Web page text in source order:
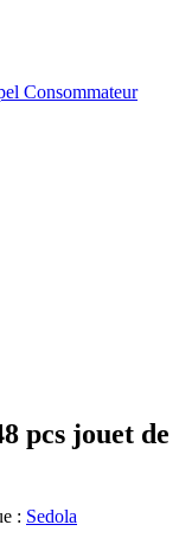
Consommateur
pcs jouet de
: Sedola